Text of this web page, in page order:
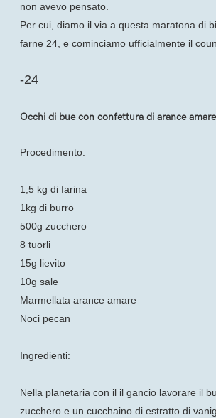
non avevo pensato.
Per cui, diamo il via a questa maratona di
farne 24, e cominciamo ufficialmente il
-24
Occhi di bue con confettura di arance
Procedimento:
1,5 kg di farina
1kg di burro
500g zucchero
8 tuorli
15g lievito
10g sale
Marmellata arance amare
Noci pecan
Ingredienti:
Nella planetaria con il il gancio lavorare il
zucchero e un cucchaino di estratto di